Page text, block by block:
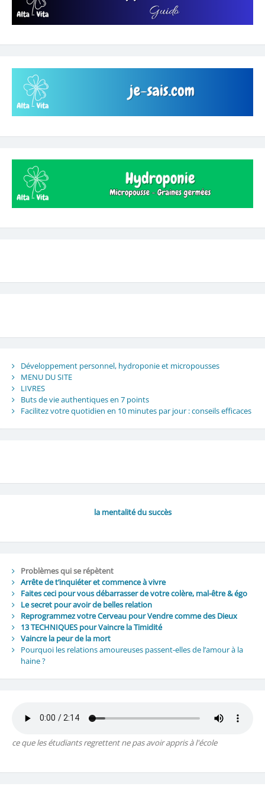
Développement personnel, hydroponie et micropousses
MENU DU SITE
LIVRES
Buts de vie authentiques en 7 points
Facilitez votre quotidien en 10 minutes par jour : conseils efficaces
la mentalité du succès
Problèmes qui se répètent
Arrête de t’inquiéter et commence à vivre
Faites ceci pour vous débarrasser de votre colère, mal-être & égo
Le secret pour avoir de belles relation
Reprogrammez votre Cerveau pour Vendre comme des Dieux
13 TECHNIQUES pour Vaincre la Timidité
Vaincre la peur de la mort
Pourquoi les relations amoureuses passent-elles de l’amour à la
haine ?
ce que les étudiants regrettent ne pas avoir appris à l'école